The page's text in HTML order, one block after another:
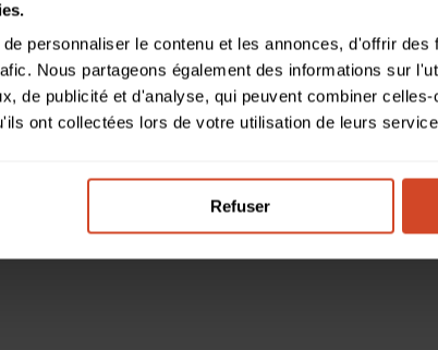
personnaliser le contenu et les annonces, d'offrir
Nous partageons également des informations sur
de publicité et d'analyse, qui peuvent combiner
ont collectées lors de votre utilisation de leurs
Refuser
SPÉCIFICATIONS RESSOURCES